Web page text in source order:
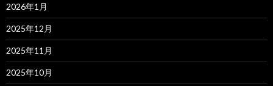
2026年1月
2025年12月
2025年11月
2025年10月